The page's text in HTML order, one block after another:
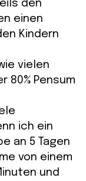
den
einen
Kindern
vielen
80% Pensum
ich ein
an 5 Tagen
von einem
und